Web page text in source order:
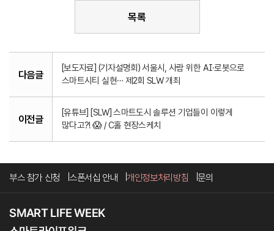
목록
다음글
[보도자료] (기자설명회) 서울시, 사람 위한 AI·로봇으로
스마트시티 실현… 제2회 SLW 개최
이전글
[유튜브] [SLW] 스마트도시 솔루션 기업들이 이렇게
많다고?! 😱 / C홀 현장스케치
부스 참가 신청 스폰서십 안내 개인정보처리방침 문의